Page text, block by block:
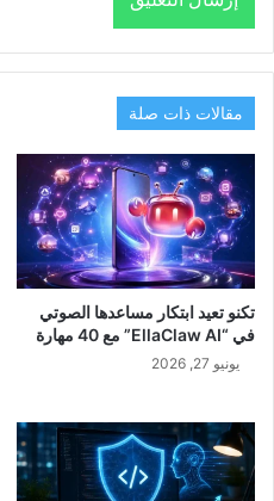
مقالات ذات صلة
تكنو تعيد ابتكار مساعدها الصوتي
في “EllaClaw AI” مع 40 مهارة
يونيو 27, 2026